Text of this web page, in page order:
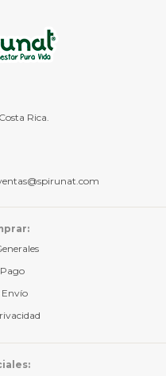
Rica.
Envío